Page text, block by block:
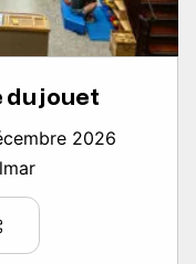
du jouet
2026